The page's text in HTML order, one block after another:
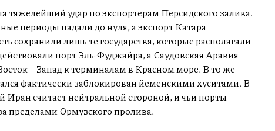
тяжелейший удар по экспортерам Персидского залива.
периоды падали до нуля, а экспорт Катара
сохранили лишь те государства, которые располагали
порт Эль-Фуджайра, а Саудовская Аравия
– Запад к терминалам в Красном море. В то же
фактически заблокирован йеменскими хуситами. В
считает нейтральной стороной, и чьи порты
пределами Ормузского пролива.